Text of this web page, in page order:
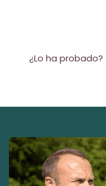
¿Lo ha probado?